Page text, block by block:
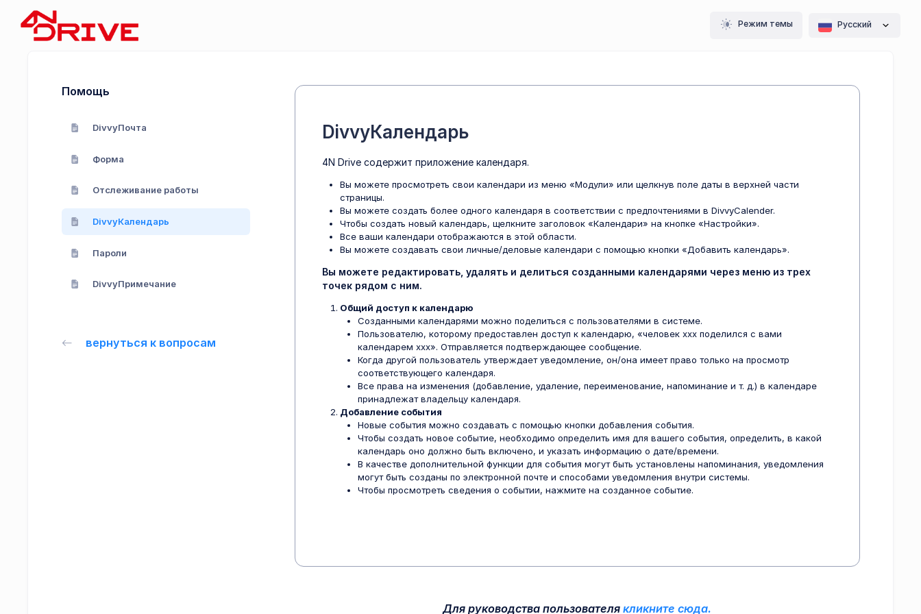
Режим темы Pусский
Помощь
DivvyПочта
Форма
Отслеживание работы
DivvyКалендарь
Пароли
DivvyПримечание
вернуться к вопросам
DivvyКалендарь
4N Drive содержит приложение календаря.
Вы можете просмотреть свои календари из меню «Модули» или щелкнув поле даты в верхней части
страницы.
Вы можете создать более одного календаря в соответствии с предпочтениями в DivvyCalender.
Чтобы создать новый календарь, щелкните заголовок «Календари» на кнопке «Настройки».
Все ваши календари отображаются в этой области.
Вы можете создавать свои личные/деловые календари с помощью кнопки «Добавить календарь».
Вы можете редактировать, удалять и делиться созданными календарями через меню из трех
точек рядом с ним.
Общий доступ к календарю
Созданными календарями можно поделиться с пользователями в системе.
Пользователю, которому предоставлен доступ к календарю, «человек xxx поделился с вами
календарем xxx». Отправляется подтверждающее сообщение.
Когда другой пользователь утверждает уведомление, он/она имеет право только на просмотр
соответствующего календаря.
Все права на изменения (добавление, удаление, переименование, напоминание и т. д.) в календаре
принадлежат владельцу календаря.
Добавление события
Новые события можно создавать с помощью кнопки добавления события.
Чтобы создать новое событие, необходимо определить имя для вашего события, определить, в какой
календарь оно должно быть включено, и указать информацию о дате/времени.
В качестве дополнительной функции для события могут быть установлены напоминания, уведомления
могут быть созданы по электронной почте и способами уведомления внутри системы.
Чтобы просмотреть сведения о событии, нажмите на созданное событие.
Для руководства пользователя кликните сюда.